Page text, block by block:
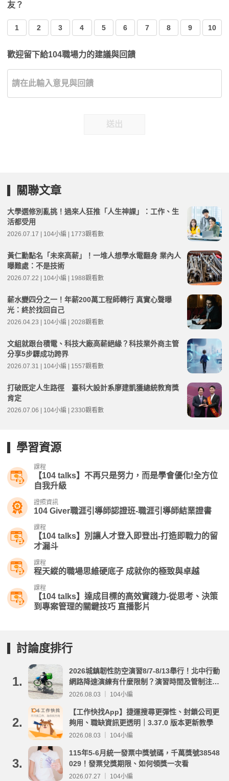
友？
1 2 3 4 5 6 7 8 9 10
歡迎留下給104職場力的建議與回饋
送出
關聯文章
大學選修別亂挑！過來人狂推「人生神課」：工作、生
活都受用
2026.07.17 | 104小編 | 1773觀看數
黃仁勳點名「未來高薪」！一堆人想學水電翻身 業內人
曝難處：不是技術
2026.07.22 | 104小編 | 1988觀看數
薪水變四分之一！年薪200萬工程師轉行 真實心聲曝
光：終於找回自己
2026.04.23 | 104小編 | 2028觀看數
文組就跟台積電、科技大廠高薪絕緣？科技業外商主管
分享5步驟成功跨界
2026.07.31 | 104小編 | 1557觀看數
打破既定人生路徑 臺科大設計系廖建凱獲總統教育獎
肯定
2026.07.06 | 104小編 | 2330觀看數
學習資源
課程
【104 talks】不再只是努力，而是學會優化​!全方位
自我升級
證照資訊
104 Giver職涯引導師認證班-職涯引導師結業證書
課程
【104 talks】別讓人才登入即登出-打造即戰力的留
才漏斗
課程
程天縱的職場思維硬底子 成就你的極致與卓越
課程
【104 talks】達成目標的高效實踐力-從思考、決策
到專案管理的關鍵技巧 直播影片
討論度排行
1.
2026城鎮韌性防空演習8/7-8/13舉行！北中行動
網路降速演練有什麼限制？演習時間及管制注意
事項整理
2026.08.03 ｜ 104小編
2.
【工作快找App】捷運搜尋更彈性、封鎖公司更
夠用、職缺資訊更透明｜3.37.0 版本更新教學
2026.08.03 ｜ 104小編
3.
115年5-6月統一發票中獎號碼，千萬獎號38548
029！發票兌獎期限、如何領獎一次看
2026.07.27 ｜ 104小編